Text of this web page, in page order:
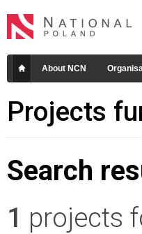
About NCN
Projects
Search
1 projects